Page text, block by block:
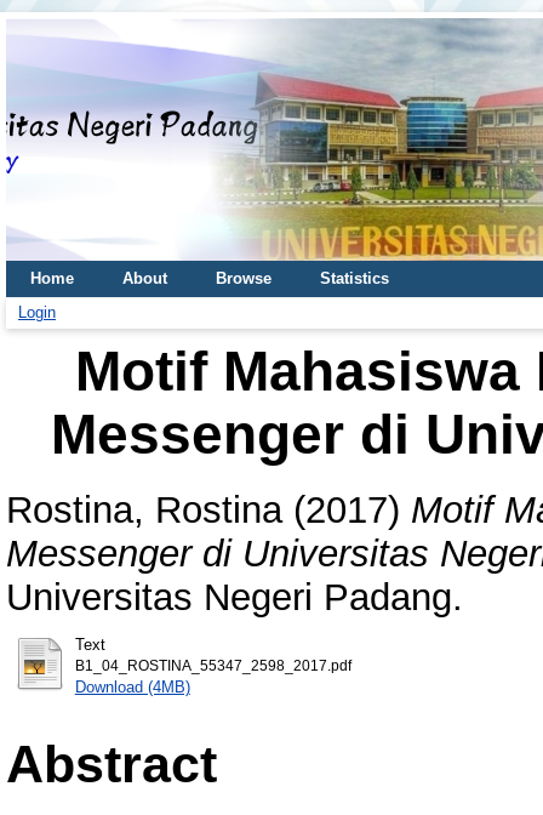
Home About Browse
Statistics
Login
Motif
Messenger di
Rostina, Rostina(2017) Motif
Messenger di Universitas
Universitas Negeri Padang.
Text
B1_04_ROSTINA_55347_2598_2017.pdf
Download (4MB)
Abstract